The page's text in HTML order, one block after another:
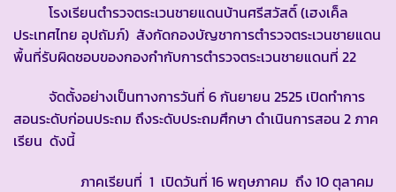
โรงเรียนตำรวจตระเวนชายแดนบ้านศรีสวัสดิ์ (เฮงเค็ล
ประเทศไทย อุปถัมภ์) สังกัดกองบัญชาการตำรวจตระเวนชายแดน
พื้นที่รับผิดชอบของกองกำกับการตำรวจตระเวนชายแดนที่ 22
จัดตั้งอย่างเป็นทางการวันที่ 6 กันยายน 2525 เปิดทำการ
สอนระดับก่อนประถม ถึงระดับประถมศึกษา ดำเนินการสอน 2 ภาค
เรียน ดังนี้
ภาคเรียนที่ 1 เปิดวันที่ 16 พฤษภาคม ถึง 10 ตุลาคม